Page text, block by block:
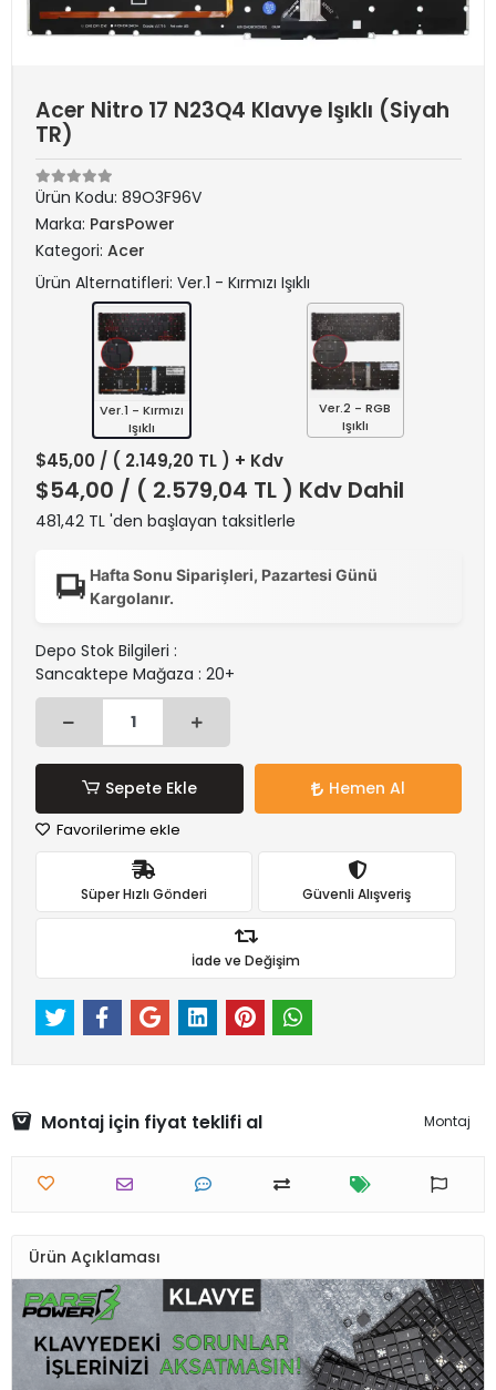
Acer Nitro 17 N23Q4 Klavye Işıklı (Siyah
TR)
Ürün Kodu: 89O3F96V
Marka: ParsPower
Kategori: Acer
Ürün Alternatifleri: Ver.1 - Kırmızı Işıklı
Ver.1 - Kırmızı
Işıklı
Ver.2 - RGB
Işıklı
$45,00 / ( 2.149,20 TL ) + Kdv
$54,00 / ( 2.579,04 TL ) Kdv Dahil
481,42 TL 'den başlayan taksitlerle
Hafta Sonu Siparişleri, Pazartesi Günü
Kargolanır.
Depo Stok Bilgileri :
Sancaktepe Mağaza : 20+
Sepete Ekle Hemen Al
Favorilerime ekle
Süper Hızlı Gönderi Güvenli Alışveriş
İade ve Değişim
Montaj için fiyat teklifi al Montaj
Ürün Açıklaması